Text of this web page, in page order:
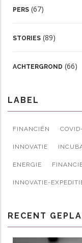
PERS (67)
STORIES (89)
ACHTERGROND (66)
LABEL
FINANCIËN
INNOVATIE
ENERGIE
INNOVATIE-
RECENT